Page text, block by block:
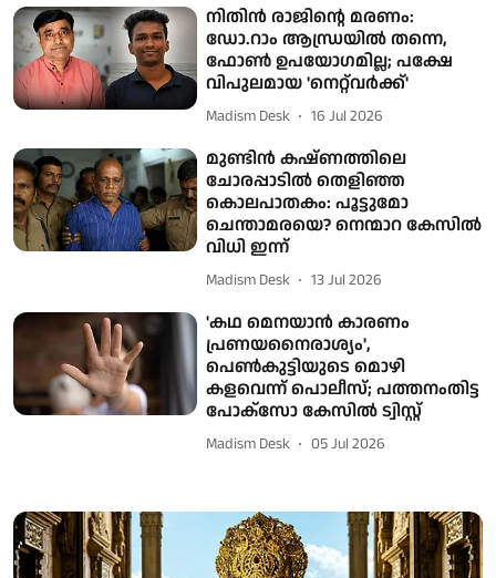
നിതിൻ രാജിന്റെ മരണം:
ഡോ.റാം ആന്ധ്രയിൽ തന്നെ,
ഫോൺ ഉപയോഗമില്ല; പക്ഷേ
വിപുലമായ 'നെറ്റ്‌വർക്ക്'
Madism Desk 16 Jul 2026
മുണ്ടിൻ കഷ്ണത്തിലെ
ചോരപ്പാടിൽ തെളിഞ്ഞ
കൊലപാതകം: പൂട്ടുമോ
ചെന്താമരയെ? നെന്മാറ കേസിൽ
വിധി ഇന്ന്
Madism Desk 13 Jul 2026
'കഥ മെനയാൻ കാരണം
പ്രണയനൈരാശ്യം',
പെൺകുട്ടിയുടെ മൊഴി
കളവെന്ന് പൊലീസ്; പത്തനംതിട്ട
പോക്സോ കേസിൽ ട്വിസ്റ്റ്
Madism Desk 05 Jul 2026